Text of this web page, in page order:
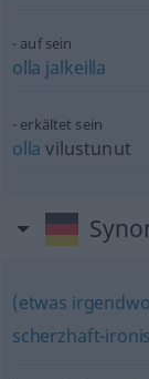
auf sein
olla jalkeilla
erkältet sein
olla vilustunut
(etwas
scherzhaft-